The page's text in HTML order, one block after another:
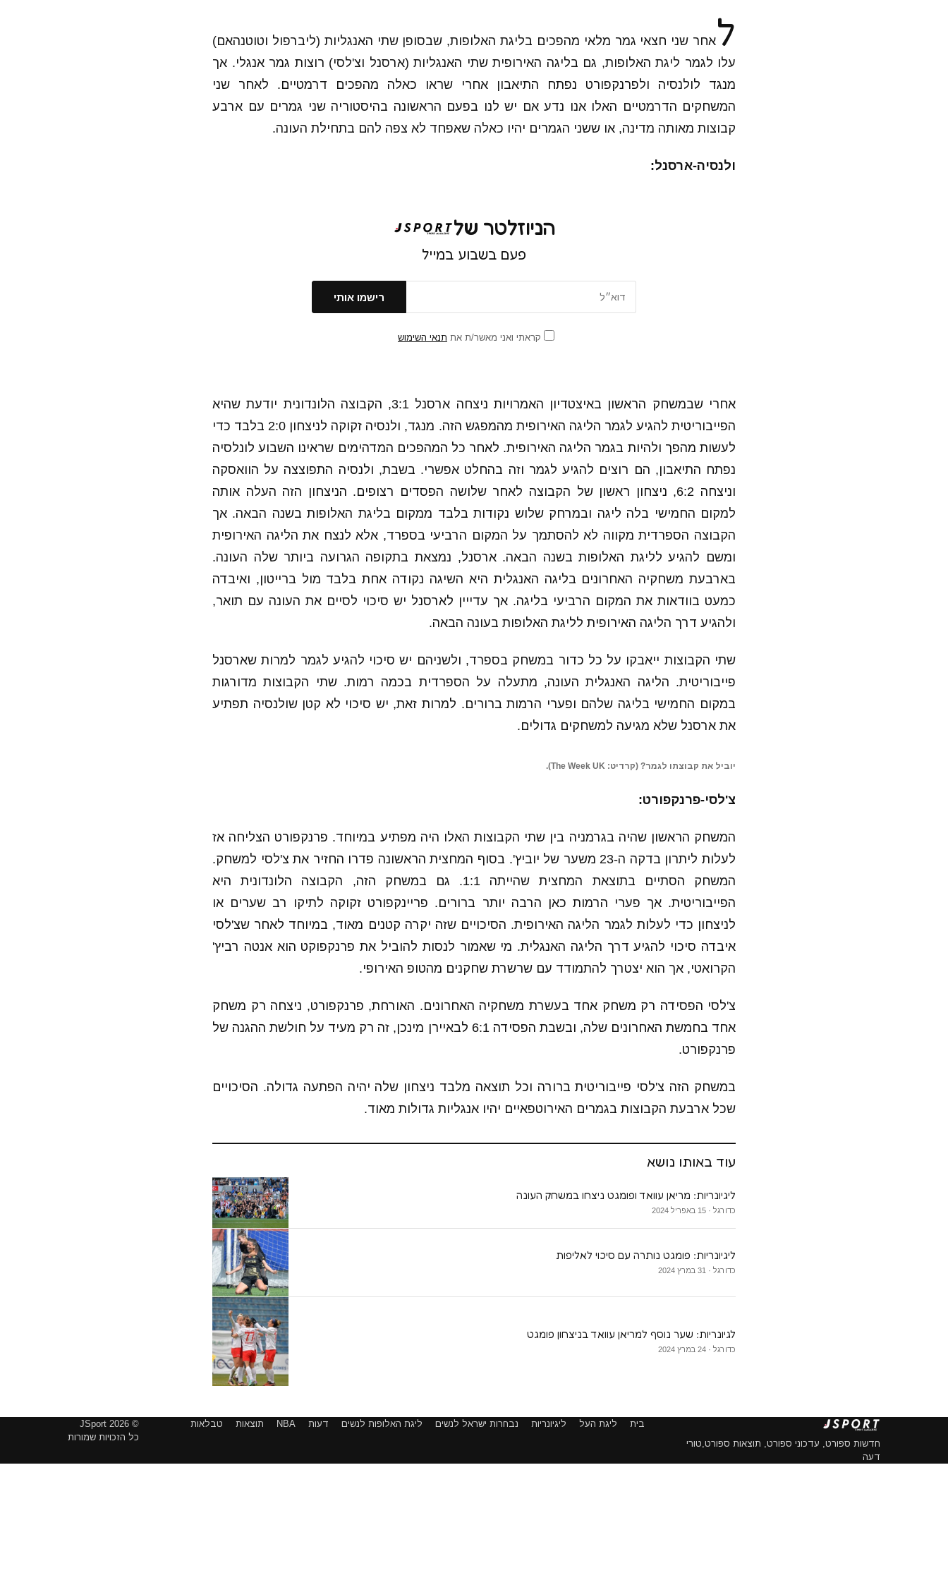
לאחר שני חצאי גמר מלאי מהפכים בליגת האלופות, שבסופן שתי האנגליות (ליברפול וטוטנהאם)
עלו לגמר ליגת האלופות, גם בליגה האירופית שתי האנגליות (ארסנל וצ'לסי) רוצות גמר אנגלי. אך
מנגד לולנסיה ולפרנקפורט נפתח התיאבון אחרי שראו כאלה מהפכים דרמטיים. לאחר שני
המשחקים הדרמטיים האלו אנו נדע אם יש לנו בפעם הראשונה בהיסטוריה שני גמרים עם ארבע
קבוצות מאותה מדינה, או ששני הגמרים יהיו כאלה שאפחד לא צפה להם בתחילת העונה.
ולנסיה-ארסנל:
הניוזלטר של
פעם בשבוע במייל
קראתי ואני מאשר/ת את תנאי השימוש
אחרי שבמשחק הראשון באיצטדיון האמרויות ניצחה ארסנל 3:1, הקבוצה הלונדונית יודעת שהיא
הפייבוריטית להגיע לגמר הליגה האירופית מהמפגש הזה. מנגד, ולנסיה זקוקה לניצחון 2:0 בלבד כדי
לעשות מהפך ולהיות בגמר הליגה האירופית. לאחר כל המהפכים המדהימים שראינו השבוע לונלסיה
נפתח התיאבון, הם רוצים להגיע לגמר וזה בהחלט אפשרי. בשבת, ולנסיה התפוצצה על הוואסקה
וניצחה 6:2, ניצחון ראשון של הקבוצה לאחר שלושה הפסדים רצופים. הניצחון הזה העלה אותה
למקום החמישי בלה ליגה ובמרחק שלוש נקודות בלבד ממקום בליגת האלופות בשנה הבאה. אך
הקבוצה הספרדית מקווה לא להסתמך על המקום הרביעי בספרד, אלא לנצח את הליגה האירופית
ומשם להגיע לליגת האלופות בשנה הבאה. ארסנל, נמצאת בתקופה הגרועה ביותר שלה העונה.
בארבעת משחקיה האחרונים בליגה האנגלית היא השיגה נקודה אחת בלבד מול ברייטון, ואיבדה
כמעט בוודאות את המקום הרביעי בליגה. אך עדייין לארסנל יש סיכוי לסיים את העונה עם תואר,
ולהגיע דרך הליגה האירופית לליגת האלופות בעונה הבאה.
שתי הקבוצות ייאבקו על כל כדור במשחק בספרד, ולשניהם יש סיכוי להגיע לגמר למרות שארסנל
פייבוריטית. הליגה האנגלית העונה, מתעלה על הספרדית בכמה רמות. שתי הקבוצות מדורגות
במקום החמישי בליגה שלהם ופערי הרמות ברורים. למרות זאת, יש סיכוי לא קטן שולנסיה תפתיע
את ארסנל שלא מגיעה למשחקים גדולים.
יוביל את קבוצתו לגמר? (קרדיט: The Week UK).
צ'לסי-פרנקפורט:
המשחק הראשון שהיה בגרמניה בין שתי הקבוצות האלו היה מפתיע במיוחד. פרנקפורט הצליחה אז
לעלות ליתרון בדקה ה-23 משער של יוביץ'. בסוף המחצית הראשונה פדרו החזיר את צ'לסי למשחק.
המשחק הסתיים בתוצאת המחצית שהייתה 1:1. גם במשחק הזה, הקבוצה הלונדונית היא
הפייבוריטית. אך פערי הרמות כאן הרבה יותר ברורים. פריינקפורט זקוקה לתיקו רב שערים או
לניצחון כדי לעלות לגמר הליגה האירופית. הסיכויים שזה יקרה קטנים מאוד, במיוחד לאחר שצ'לסי
איבדה סיכוי להגיע דרך הליגה האנגלית. מי שאמור לנסות להוביל את פרנקפוקט הוא אנטה רביץ'
הקרואטי, אך הוא יצטרך להתמודד עם שרשרת שחקנים מהטופ האירופי.
צ'לסי הפסידה רק משחק אחד בעשרת משחקיה האחרונים. האורחת, פרנקפורט, ניצחה רק משחק
אחד בחמשת האחרונים שלה, ובשבת הפסידה 6:1 לבאיירן מינכן, זה רק מעיד על חולשת ההגנה של
פרנקפורט.
במשחק הזה צ'לסי פייבוריטית ברורה וכל תוצאה מלבד ניצחון שלה יהיה הפתעה גדולה. הסיכויים
שכל ארבעת הקבוצות בגמרים האירוטפאיים יהיו אנגליות גדולות מאוד.
עוד באותו נושא
ליגיונריות: מריאן עוואד ופומגט ניצחו במשחק העונה
כדורגל · 15 באפריל 2024
ליגיונריות: פומגט נותרה עם סיכוי לאליפות
כדורגל · 31 במרץ 2024
לגיונריות: שער נוסף למריאן עוואד בניצחון פומגט
כדורגל · 24 במרץ 2024
חדשות ספורט, עדכוני ספורט, תוצאות ספורט,טורי
דעה
בית ליגת העל ליגיונריות נבחרות ישראל לנשים ליגת האלופות לנשים דעות NBA תוצאות טבלאות
© 2026 JSport
כל הזכויות שמורות